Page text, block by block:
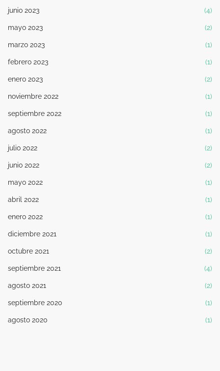
junio 2023 (4)
mayo 2023 (2)
marzo 2023 (1)
febrero 2023 (1)
enero 2023 (2)
noviembre 2022 (1)
septiembre 2022 (1)
agosto 2022 (1)
julio 2022 (2)
junio 2022 (2)
mayo 2022 (1)
abril 2022 (1)
enero 2022 (1)
diciembre 2021 (1)
octubre 2021 (2)
septiembre 2021 (4)
agosto 2021 (2)
septiembre 2020 (1)
agosto 2020 (1)